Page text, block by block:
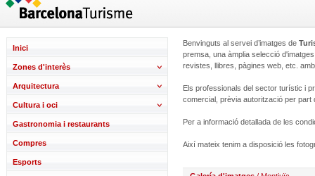
Inici
Zones d'interès
Arquitectura
Cultura i oci
Gastronomia i restaurants
Compres
Esports
Benvinguts al servei d’imatges de
premsa, una àmplia selecció
revistes, llibres, pàgines web, etc.
Els professionals del sector turístic i
comercial, prèvia autorització per
Per a informació detallada de les
Així mateix tenim a disposició les